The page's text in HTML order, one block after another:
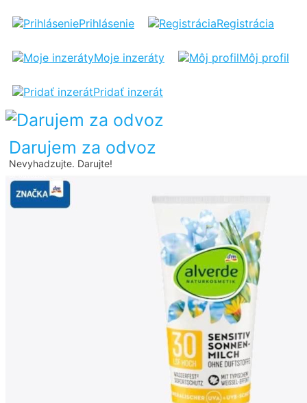
Prihlásenie Registrácia
Moje inzeráty Môj profil
Pridať inzerát
Darujem za odvoz
Nevyhadzujte. Darujte!
DARUJEM
KRÉM